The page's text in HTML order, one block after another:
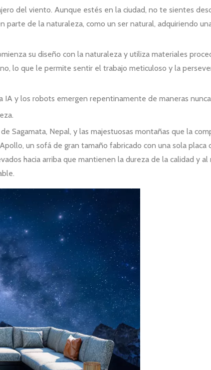
del viento. Aunque estés en la ciudad, no te sientes
de la naturaleza, como un ser natural, adquiriendo
su diseño con la naturaleza y utiliza materiales
lo que le permite sentir el trabajo meticuloso y la
y los robots emergen repentinamente de maneras
Sagamata, Nepal, y las majestuosas montañas que la
un sofá de gran tamaño fabricado con una sola
hacia arriba que mantienen la dureza de la calidad y